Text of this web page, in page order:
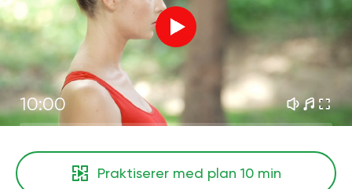
10:00
Praktiserer med plan 10 min